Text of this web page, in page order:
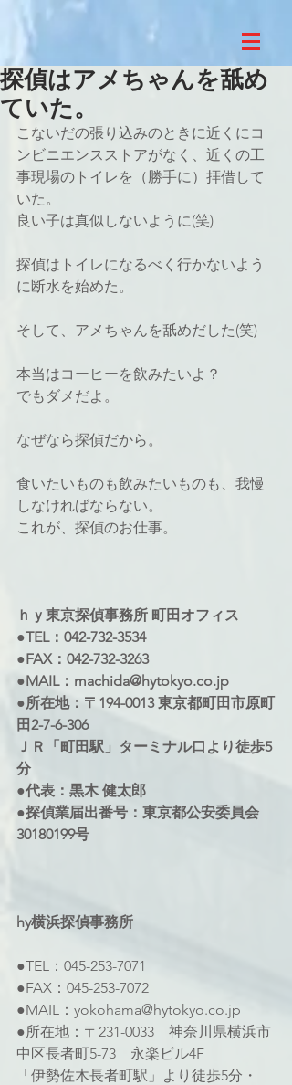
探偵はアメちゃんを舐め
ていた。
こないだの張り込みのときに近くにコ
ンビニエンスストアがなく、近くの工
事現場のトイレを（勝手に）拝借して
いた。
良い子は真似しないように(笑)
探偵はトイレになるべく行かないよう
に断水を始めた。
そして、アメちゃんを舐めだした(笑)
本当はコーヒーを飲みたいよ？
でもダメだよ。
なぜなら探偵だから。
食いたいものも飲みたいものも、我慢
しなければならない。
これが、探偵のお仕事。
ｈｙ東京探偵事務所 町田オフィス
●TEL：042-732-3534
●FAX：042-732-3263
●MAIL：machida@hytokyo.co.jp
●所在地：〒194-0013 東京都町田市原町
田2-7-6-306
ＪＲ「町田駅」ターミナル口より徒歩5
分
●代表：黒木 健太郎
●探偵業届出番号：東京都公安委員会
30180199号
hy横浜探偵事務所
●TEL：045-253-7071
●FAX：045-253-7072
●MAIL：yokohama@hytokyo.co.jp
●所在地：〒231-0033　神奈川県横浜市
中区長者町5-73　永楽ビル4F
「伊勢佐木長者町駅」より徒歩5分・